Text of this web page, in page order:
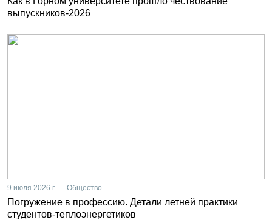
выпускников-2026
9 июля 2026 г. — Общество
Погружение в профессию. Детали летней практики
студентов-теплоэнергетиков